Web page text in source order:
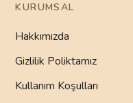
KURUMSAL
Hakkımızda
Gizlilik Poliktamız
Kullanım Koşulları